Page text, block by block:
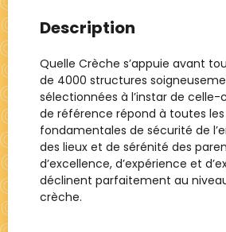
Description
Quelle Crèche s’appuie avant
de 4000 structures
sélectionnées à l’instar de
de référence répond à toutes
fondamentales de sécurité de
des lieux et de sérénité des
d’excellence, d’expérience et
déclinent parfaitement au
crèche.